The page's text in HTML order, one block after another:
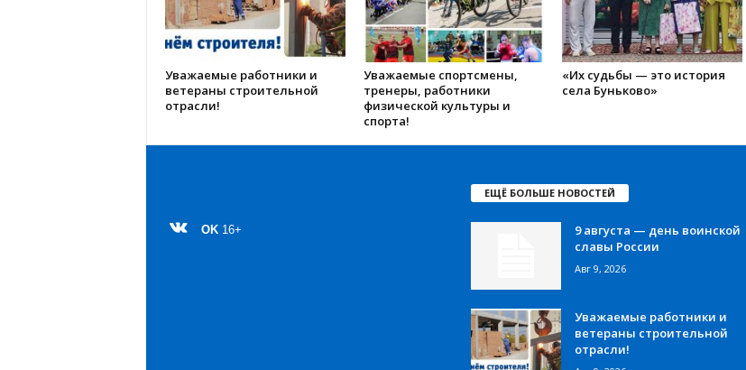
Уважаемые работники и
ветераны строительной
отрасли!
Уважаемые спортсмены,
тренеры, работники
физической культуры и
спорта!
«Их судьбы — это история
села Буньково»
OK 16+
ЕЩЁ БОЛЬШЕ НОВОСТЕЙ
9 августа — день воинской
славы России
Авг 9, 2026
Уважаемые работники и
ветераны строительной
отрасли!